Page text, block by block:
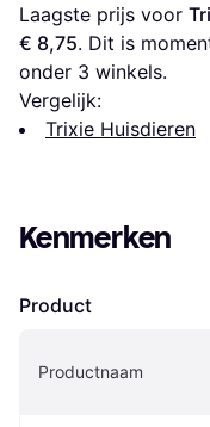
Laagste prijs voor
€ 8,75. Dit is
onder 3 winkels.
Vergelijk:
Trixie Huisdieren
Kenmerken
Product
Productnaam